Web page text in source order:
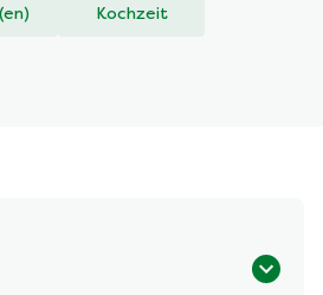
Kochzeit